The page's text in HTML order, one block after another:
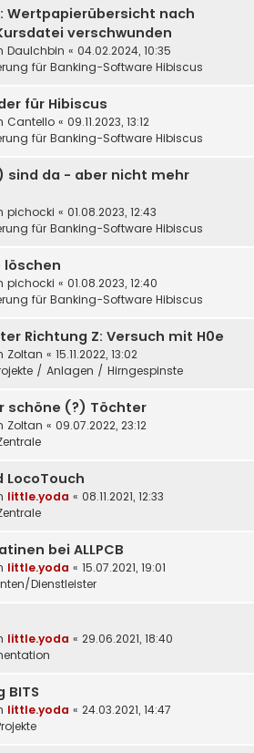
Wertpapierübersicht nach
verschwunden
DauIchbin « 04.02.2024, 10:35
für Banking-Software Hibiscus
für Hibiscus
Cantello « 09.11.2023, 13:12
für Banking-Software Hibiscus
sind da - aber nicht mehr
pichocki « 01.08.2023, 12:43
für Banking-Software Hibiscus
löschen
pichocki « 01.08.2023, 12:40
für Banking-Software Hibiscus
Richtung Z: Versuch mit H0e
Zoltan « 15.11.2022, 13:02
/ Anlagen / Hirngespinste
schöne (?) Töchter
Zoltan « 09.07.2022, 23:12
LocoTouch
little.yoda « 08.11.2021, 12:33
bei ALLPCB
little.yoda « 15.07.2021, 19:01
Dienstleister
little.yoda « 29.06.2021, 18:40
BITS
little.yoda « 24.03.2021, 14:47